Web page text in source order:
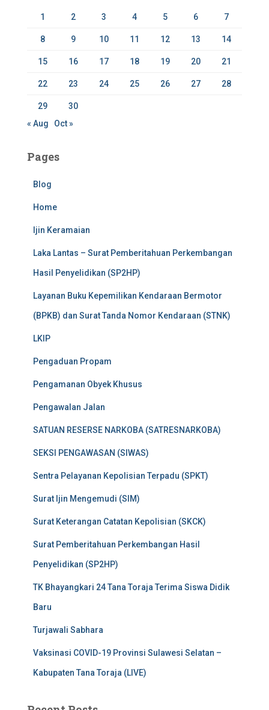
1 2 3 4 5 6 7
8 9 10 11 12 13 14
15 16 17 18 19 20 21
22 23 24 25 26 27 28
29
30
« Aug
Oct »
Pages
Blog
Home
Ijin Keramaian
Laka Lantas – Surat Pemberitahuan Perkembangan
Hasil Penyelidikan (SP2HP)
Layanan Buku Kepemilikan Kendaraan Bermotor
(BPKB) dan Surat Tanda Nomor Kendaraan (STNK)
LKIP
Pengaduan Propam
Pengamanan Obyek Khusus
Pengawalan Jalan
SATUAN RESERSE NARKOBA (SATRESNARKOBA)
SEKSI PENGAWASAN (SIWAS)
Sentra Pelayanan Kepolisian Terpadu (SPKT)
Surat Ijin Mengemudi (SIM)
Surat Keterangan Catatan Kepolisian (SKCK)
Surat Pemberitahuan Perkembangan Hasil
Penyelidikan (SP2HP)
TK Bhayangkari 24 Tana Toraja Terima Siswa Didik
Baru
Turjawali Sabhara
Vaksinasi COVID-19 Provinsi Sulawesi Selatan –
Kabupaten Tana Toraja (LIVE)